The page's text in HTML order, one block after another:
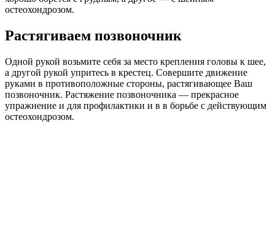
остеохондрозом.
Растягиваем позвоночник
Одной рукой возьмите себя за место крепления головы к шее,
а другой рукой упритесь в крестец. Совершите движение
руками в противоположные стороны, растягивающее Ваш
позвоночник. Растяжение позвоночника — прекрасное
упражнение и для профилактики и в в борьбе с действующим
остеохондрозом.